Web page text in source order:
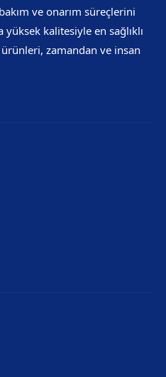
ve onarım süreçlerini
yüksek kalitesiyle en sağlıklı
ürünleri, zamandan ve insan